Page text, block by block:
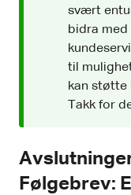
svært
bidra med
til
kan støtte
Takk for
Følgebrev: